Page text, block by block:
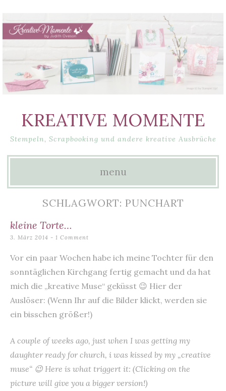
KREATIVE MOMENTE
Stempeln, Scrapbooking und andere kreative Ausbrüche
menu
content
SCHLAGWORT: PUNCHART
kleine Torte…
3. März 2014 1 Comment
Vor ein paar Wochen habe ich meine Tochter für den
sonntäglichen Kirchgang fertig gemacht und da hat
mich die „kreative Muse“ geküsst 😉 Hier der
Auslöser: (Wenn Ihr auf die Bilder klickt, werden sie
ein bisschen größer!)
A couple of weeks ago, just when I was getting my
daughter ready for church, i was kissed by my „creative
muse“ 😉 Here is what triggert it: (Clicking on the
picture will give you a bigger version!)